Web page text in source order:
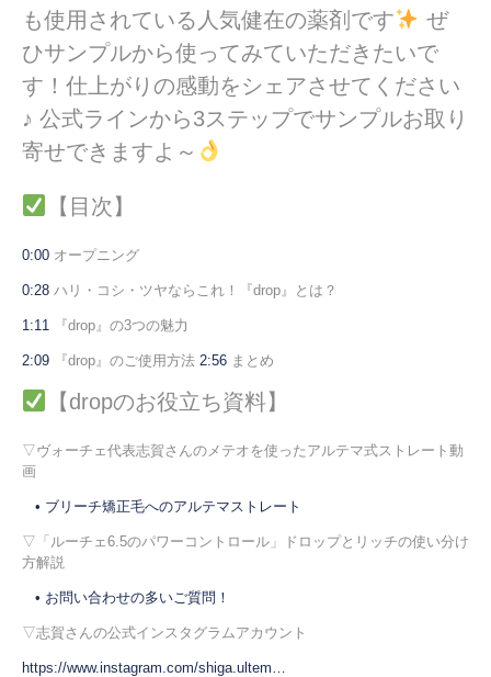
も使用されている人気健在の薬剤です
ぜ
ひサンプルから使ってみていただきたいで
す！仕上がりの感動をシェアさせてください
♪ 公式ラインから3ステップでサンプルお取り
寄せできますよ～
【目次】
0:00 オープニング
0:28 ハリ・コシ・ツヤならこれ！『drop』とは？
1:11 『drop』の3つの魅力
2:09 『drop』のご使用方法 2:56 まとめ
【dropのお役立ち資料】
▽ヴォーチェ代表志賀さんのメテオを使ったアルテマ式ストレート動
画
• ブリーチ矯正毛へのアルテマストレート
▽「ルーチェ6.5のパワーコントロール」ドロップとリッチの使い分け
方解説
• お問い合わせの多いご質問！
▽志賀さんの公式インスタグラムアカウント
https://www.instagram.com/shiga.ultem…